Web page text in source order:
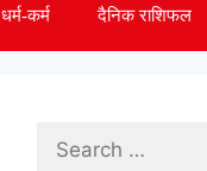
धर्म-कर्म दैनिक राशिफल
Search